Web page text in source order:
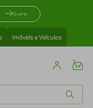
Quero
Imóveis e Veículos